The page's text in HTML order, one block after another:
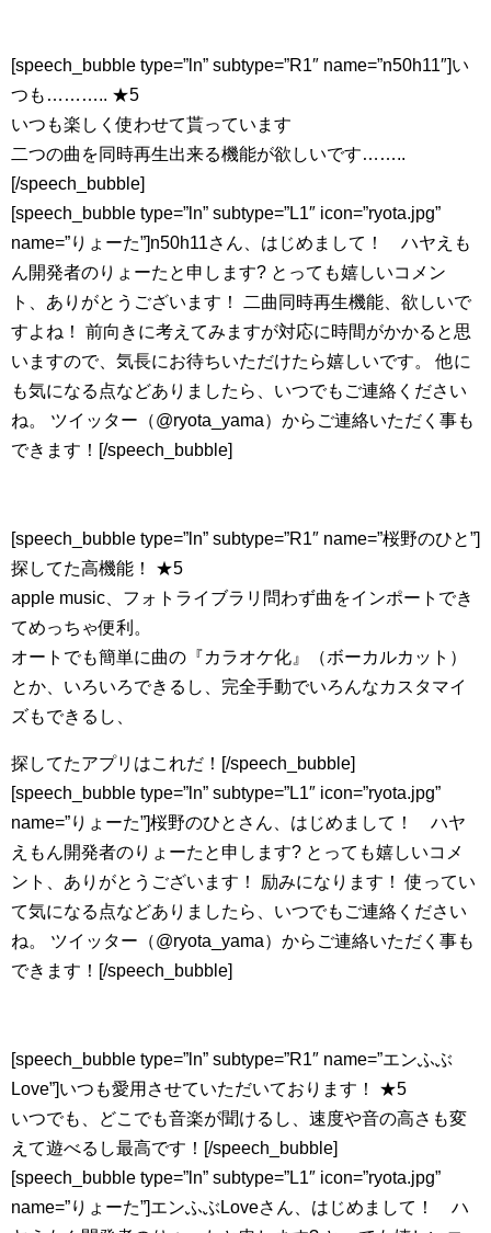
[speech_bubble type=”ln” subtype=”R1″ name=”n50h11″]い
つも……….. ★5
いつも楽しく使わせて貰っています
二つの曲を同時再生出来る機能が欲しいです……..
[/speech_bubble]
[speech_bubble type=”ln” subtype=”L1″ icon=”ryota.jpg”
name=”りょーた”]n50h11さん、はじめまして！ ハヤえも
ん開発者のりょーたと申します? とっても嬉しいコメン
ト、ありがとうございます！ 二曲同時再生機能、欲しいで
すよね！ 前向きに考えてみますが対応に時間がかかると思
いますので、気長にお待ちいただけたら嬉しいです。 他に
も気になる点などありましたら、いつでもご連絡ください
ね。 ツイッター（@ryota_yama）からご連絡いただく事も
できます！[/speech_bubble]
[speech_bubble type=”ln” subtype=”R1″ name=”桜野のひと”]
探してた高機能！ ★5
apple music、フォトライブラリ問わず曲をインポートでき
てめっちゃ便利。
オートでも簡単に曲の『カラオケ化』（ボーカルカット）
とか、いろいろできるし、完全手動でいろんなカスタマイ
ズもできるし、
探してたアプリはこれだ！[/speech_bubble]
[speech_bubble type=”ln” subtype=”L1″ icon=”ryota.jpg”
name=”りょーた”]桜野のひとさん、はじめまして！ ハヤ
えもん開発者のりょーたと申します? とっても嬉しいコメ
ント、ありがとうございます！ 励みになります！ 使ってい
て気になる点などありましたら、いつでもご連絡ください
ね。 ツイッター（@ryota_yama）からご連絡いただく事も
できます！[/speech_bubble]
[speech_bubble type=”ln” subtype=”R1″ name=”エンふぶ
Love”]いつも愛用させていただいております！ ★5
いつでも、どこでも音楽が聞けるし、速度や音の高さも変
えて遊べるし最高です！[/speech_bubble]
[speech_bubble type=”ln” subtype=”L1″ icon=”ryota.jpg”
name=”りょーた”]エンふぶLoveさん、はじめまして！ ハ